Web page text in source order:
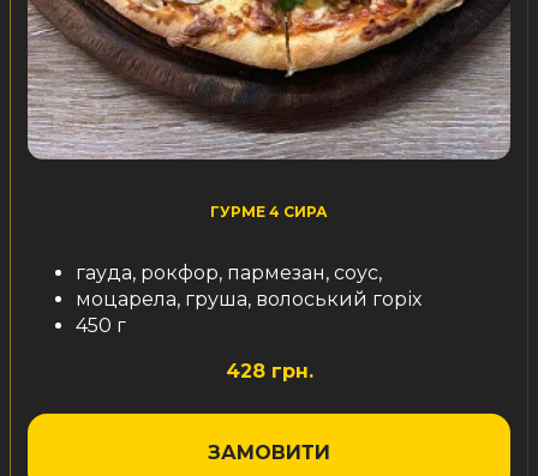
ГУРМЕ 4 СИРА
гауда, рокфор, пармезан, соус,
моцарела, груша, волоський горіх
450 г
428 грн.
ЗАМОВИТИ